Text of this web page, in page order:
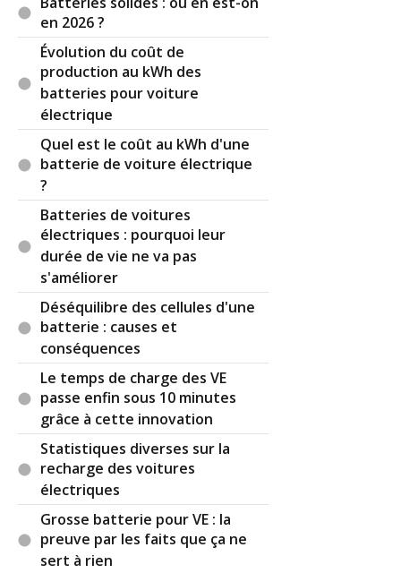
en 2026 ?
Évolution du coût de
production au kWh des
batteries pour voiture
électrique
Quel est le coût au kWh d'une
batterie de voiture électrique
?
Batteries de voitures
électriques : pourquoi leur
durée de vie ne va pas
s'améliorer
Déséquilibre des cellules d'une
batterie : causes et
conséquences
Le temps de charge des VE
passe enfin sous 10 minutes
grâce à cette innovation
Statistiques diverses sur la
recharge des voitures
électriques
Grosse batterie pour VE : la
preuve par les faits que ça ne
sert à rien